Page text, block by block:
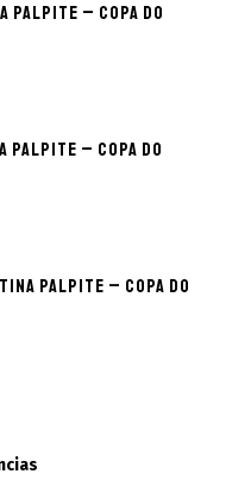
palpite – Copa do
– Copa do
palpite – Copa do